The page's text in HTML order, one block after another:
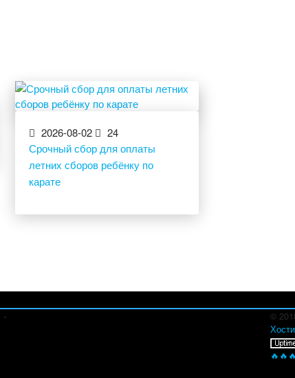
2026-08-02
24
Срочный сбор для оплаты
летних сборов ребёнку по
карате
-
©
🔥🔥🔥